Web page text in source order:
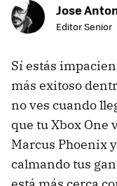
Jose
Editor Senior
Sí estás
más exitoso
no ves cuando
que tu Xbox One
Marcus Phoenix
calmando tus